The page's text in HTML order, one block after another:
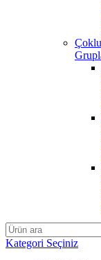
Kategori Seçiniz